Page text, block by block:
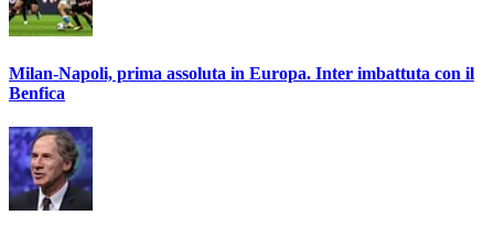
Milan-Napoli, prima assoluta in Europa. Inter imbattuta con il
Benfica